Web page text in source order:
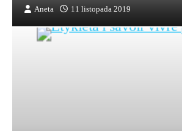
Aneta 11 listopada 2019